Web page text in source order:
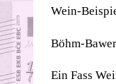
Wein-
Böhm-
Ein Fass